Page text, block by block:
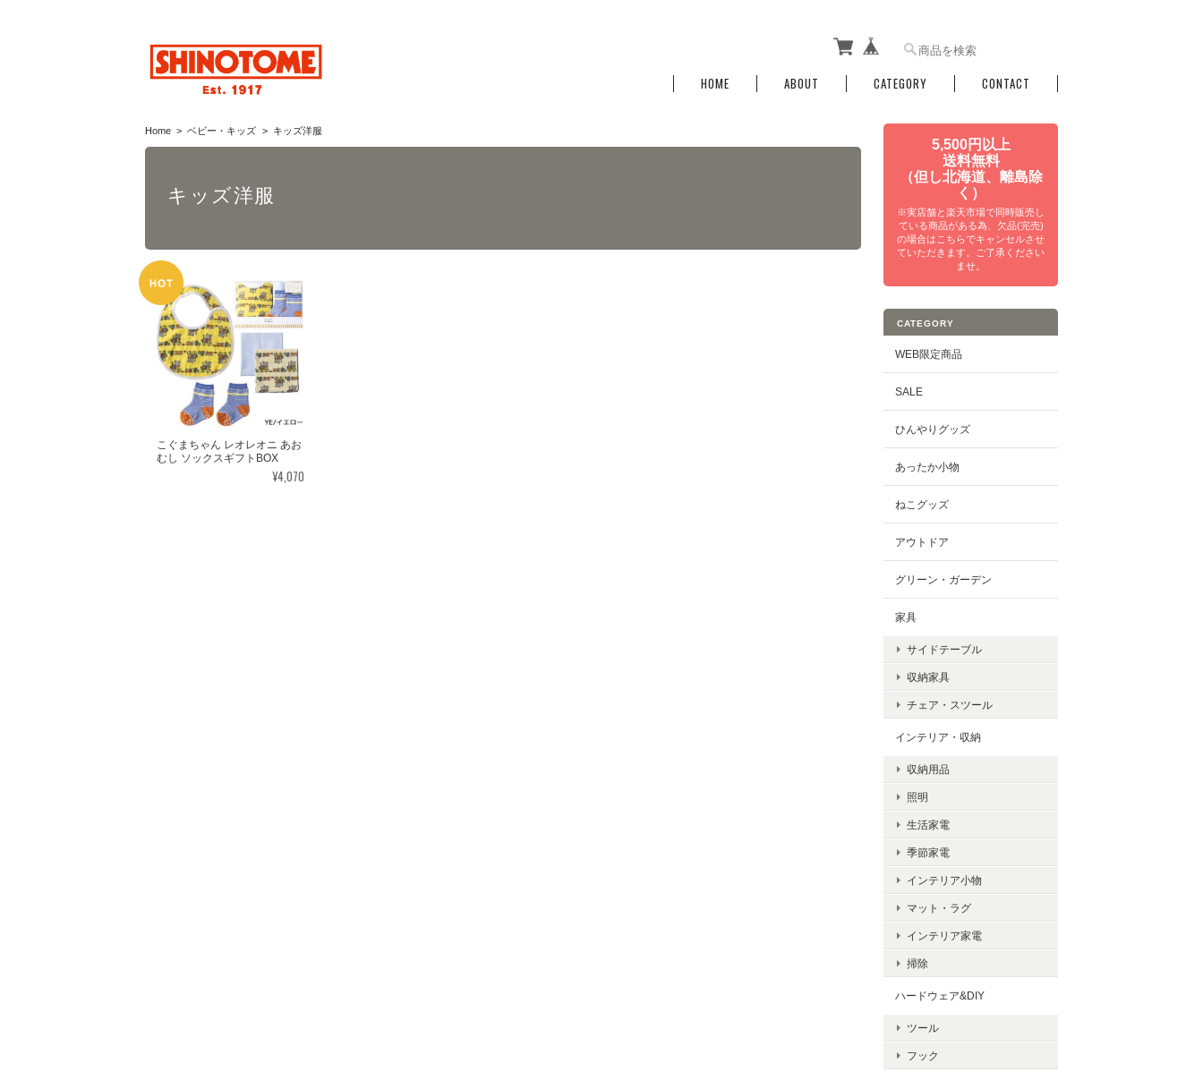
HOME ABOUT CATEGORY CONTACT
Home ベビー・キッズ キッズ洋服
キッズ洋服
こぐまちゃん レオレオニ あお
むし ソックスギフトBOX
¥4,070
5,500円以上
送料無料
（但し北海道、離島除
く）
※実店舗と楽天市場で同時販売し
ている商品がある為、欠品(完売)
の場合はこちらでキャンセルさせ
ていただきます。ご了承ください
ませ。
CATEGORY
WEB限定商品
SALE
ひんやりグッズ
あったか小物
ねこグッズ
アウトドア
グリーン・ガーデン
家具
サイドテーブル
収納家具
チェア・スツール
インテリア・収納
収納用品
照明
生活家電
季節家電
インテリア小物
マット・ラグ
インテリア家電
掃除
ハードウェア&DIY
ツール
フック